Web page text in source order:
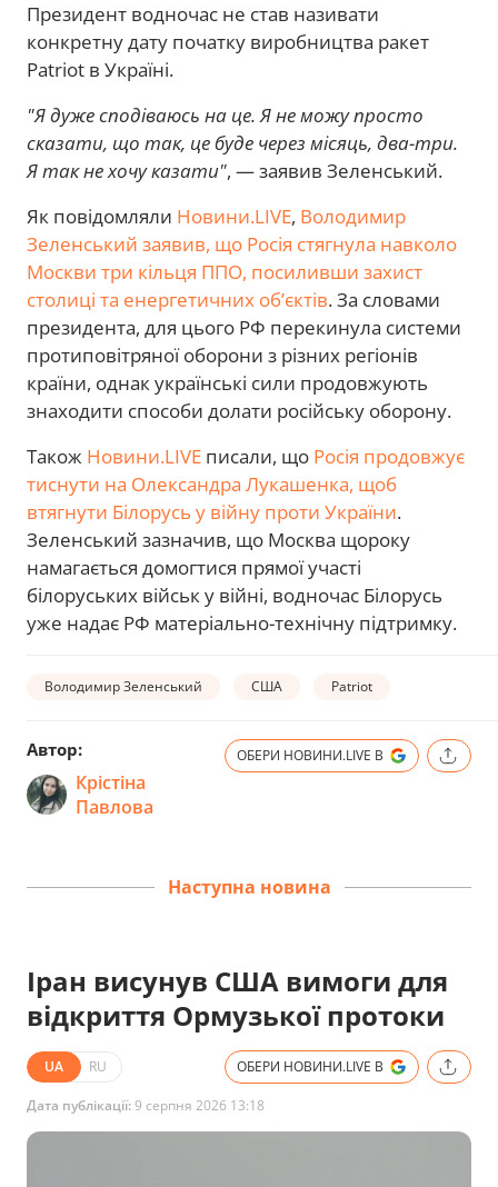
Президент водночас не став називати
конкретну дату початку виробництва ракет
Patriot в Україні.
"Я дуже сподіваюсь на це. Я не можу просто
сказати, що так, це буде через місяць, два-три.
Я так не хочу казати", — заявив Зеленський.
Як повідомляли Новини.LIVE, Володимир
Зеленський заявив, що Росія стягнула навколо
Москви три кільця ППО, посиливши захист
столиці та енергетичних об’єктів. За словами
президента, для цього РФ перекинула системи
протиповітряної оборони з різних регіонів
країни, однак українські сили продовжують
знаходити способи долати російську оборону.
Також Новини.LIVE писали, що Росія продовжує
тиснути на Олександра Лукашенка, щоб
втягнути Білорусь у війну проти України.
Зеленський зазначив, що Москва щороку
намагається домогтися прямої участі
білоруських військ у війні, водночас Білорусь
уже надає РФ матеріально-технічну підтримку.
Володимир Зеленський США Patriot
Автор:
Крістіна
Павлова
ОБЕРИ НОВИНИ.LIVE В
Наступна новина
Іран висунув США вимоги для
відкриття Ормузької протоки
UA RU ОБЕРИ НОВИНИ.LIVE В
Дата публікації:9 серпня 2026 13:18